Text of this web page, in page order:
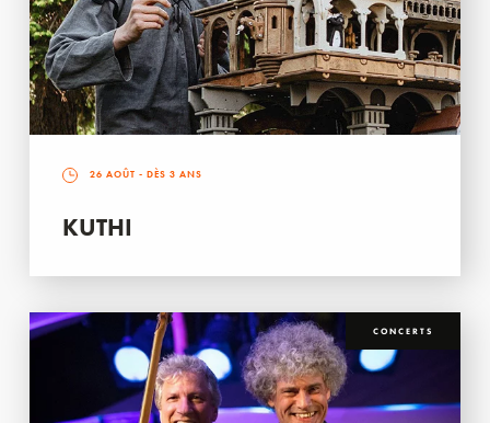
26 AOÛT - DÈS 3 ANS
KUTHI
CONCERTS